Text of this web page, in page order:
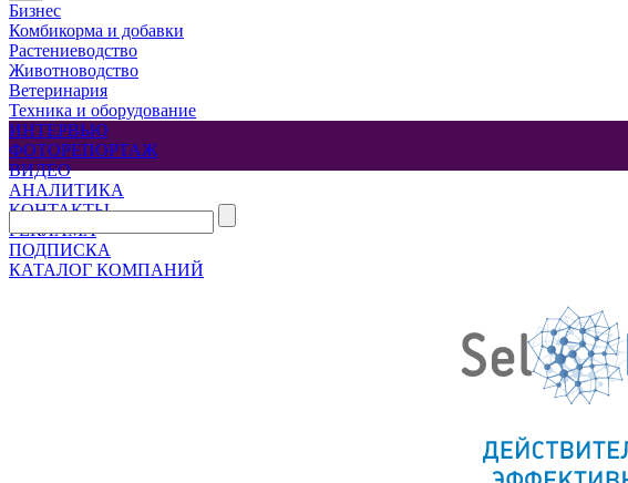
Бизнес
Комбикорма и добавки
Растениеводство
Животноводство
Ветеринария
Техника и оборудование
ИНТЕРВЬЮ
ФОТОРЕПОРТАЖ
ВИДЕО
АНАЛИТИКА
КОНТАКТЫ
РЕКЛАМА
ПОДПИСКА
КАТАЛОГ КОМПАНИЙ